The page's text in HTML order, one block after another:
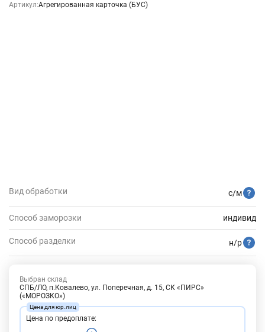
Артикул:Агрегированная карточка (БУС)
Вид обработки с/м
Способ заморозки индивид
Способ разделки н/р
Выбран склад
СПБ/ЛО, п.Ковалево, ул. Поперечная, д. 15, СК «ПИРС»
(«МОРОЗКО»)
Цена по предоплате: